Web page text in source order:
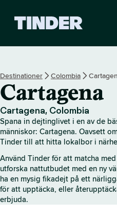
r
s
s
t
a
r
t
i
d
a
Destinationer Colombia
Cartagena
Cartagena, Colombia
Spana in dejtinglivet i en av de
människor: Cartagena. Oavsett
Tinder till att hitta lokalbor i
Använd Tinder för att matcha
utforska nattutbudet med en ny
ha en mysig fikadejt på ett
för att upptäcka, eller
erbjuda.